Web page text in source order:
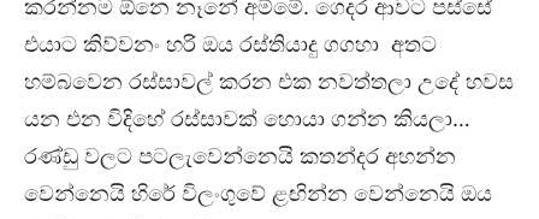
කරන්නම ඕනෙ නෑනේ අම්මේ. ගෙදර ආවට පස්සේ
එයාට කිව්වනං හරි ඔය රස්තියාදු ගගහා අතට
හම්බවෙන රස්සාවල් කරන එක නවත්තලා උදේ හවස
යන එන විදිහේ රස්සාවක් හොයා ගන්න කියලා…
රණ්ඩු වලට පටලැවෙන්නෙයි කතන්දර අහන්න
වෙන්නෙයි හිරේ විලංගුවේ ළඟින්න වෙන්නෙයි ඔය